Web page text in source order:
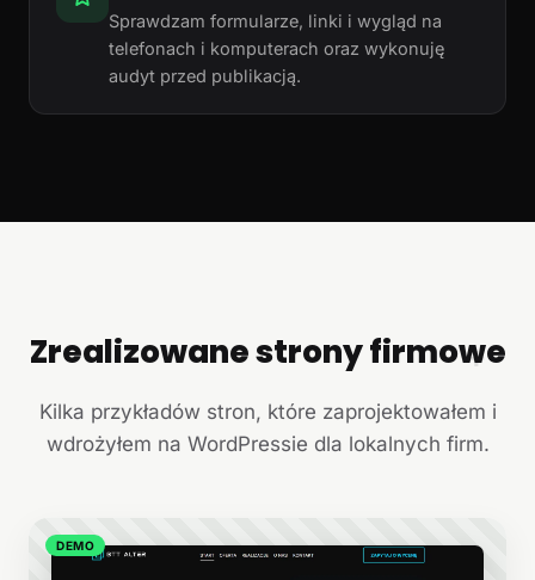
Sprawdzam formularze, linki i wygląd na
telefonach i komputerach oraz wykonuję
audyt przed publikacją.
+
Zrealizowane strony firmowe
Kilka przykładów stron, które zaprojektowałem i
wdrożyłem na WordPressie dla lokalnych firm.
DEMO